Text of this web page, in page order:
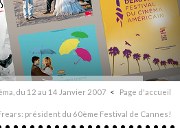
du 12 au 14 Janvier 2007 Page d'accueil
président du 60ème Festival de Cannes!